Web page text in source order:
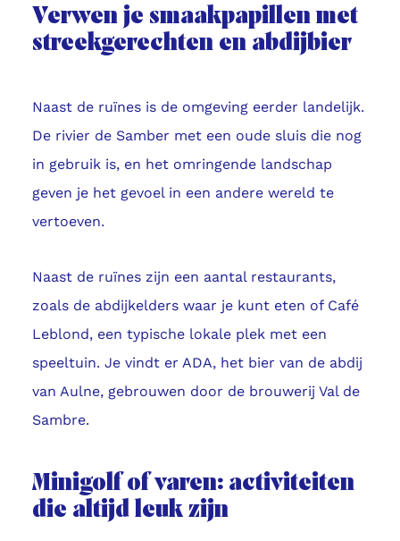
Verwen je smaakpapillen met
streekgerechten en abdijbier
Naast de ruïnes is de omgeving eerder landelijk.
De rivier de Samber met een oude sluis die nog
in gebruik is, en het omringende landschap
geven je het gevoel in een andere wereld te
vertoeven.
Naast de ruïnes zijn een aantal restaurants,
zoals de abdijkelders waar je kunt eten of Café
Leblond, een typische lokale plek met een
speeltuin. Je vindt er ADA, het bier van de abdij
van Aulne, gebrouwen door de brouwerij Val de
Sambre.
Minigolf of varen: activiteiten
die altijd leuk zijn